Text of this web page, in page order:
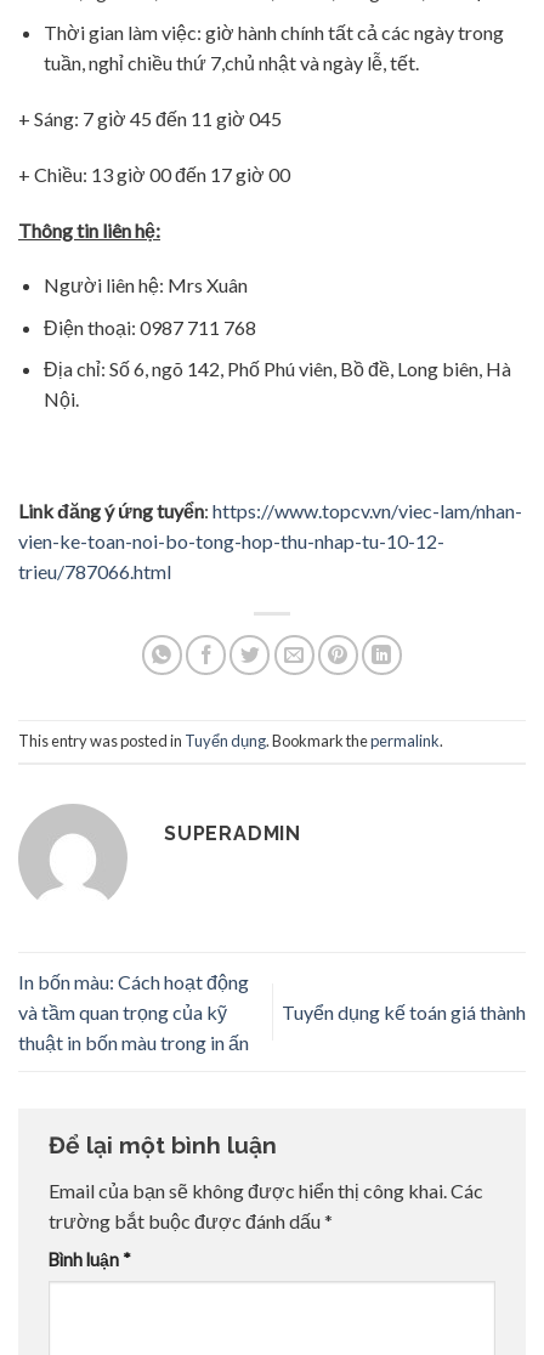
Thời gian làm việc: giờ hành chính tất cả các ngày trong
tuần, nghỉ chiều thứ 7,chủ nhật và ngày lễ, tết.
+ Sáng: 7 giờ 45 đến 11 giờ 045
+ Chiều: 13 giờ 00 đến 17 giờ 00
Thông tin liên hệ:
Người liên hệ: Mrs Xuân
Điện thoại: 0987 711 768
Địa chỉ: Số 6, ngõ 142, Phố Phú viên, Bồ đề, Long biên, Hà
Nội.
Link đăng ý ứng tuyển: https://www.topcv.vn/viec-lam/nhan-
vien-ke-toan-noi-bo-tong-hop-thu-nhap-tu-10-12-
trieu/787066.html
This entry was posted in Tuyển dụng. Bookmark thepermalink.
SUPERADMIN
In bốn màu: Cách hoạt động
và tầm quan trọng của kỹ
thuật in bốn màu trong in ấn
Tuyển dụng kế toán giá thành
Để lại một bình luận
Email của bạn sẽ không được hiển thị công khai.Các
trường bắt buộc được đánh dấu*
Bình luận *